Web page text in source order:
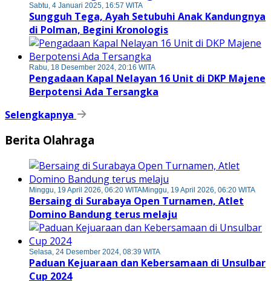
Sabtu, 4 Januari 2025, 16:57 WITA
Sungguh Tega, Ayah Setubuhi Anak Kandungnya
di Polman, Begini Kronologis
Rabu, 18 Desember 2024, 20:16 WITA
Pengadaan Kapal Nelayan 16 Unit di DKP Majene
Berpotensi Ada Tersangka
Selengkapnya
Berita Olahraga
Minggu, 19 April 2026, 06:20 WITAMinggu, 19 April 2026, 06:20 WITA
Bersaing di Surabaya Open Turnamen, Atlet
Domino Bandung terus melaju
Selasa, 24 Desember 2024, 08:39 WITA
Paduan Kejuaraan dan Kebersamaan di Unsulbar
Cup 2024